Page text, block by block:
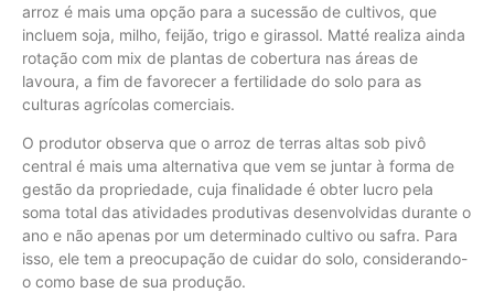
arroz é mais uma opção para a sucessão de cultivos, que
incluem soja, milho, feijão, trigo e girassol. Matté realiza ainda
rotação com mix de plantas de cobertura nas áreas de
lavoura, a fim de favorecer a fertilidade do solo para as
culturas agrícolas comerciais.
O produtor observa que o arroz de terras altas sob pivô
central é mais uma alternativa que vem se juntar à forma de
gestão da propriedade, cuja finalidade é obter lucro pela
soma total das atividades produtivas desenvolvidas durante o
ano e não apenas por um determinado cultivo ou safra. Para
isso, ele tem a preocupação de cuidar do solo, considerando-
o como base de sua produção.